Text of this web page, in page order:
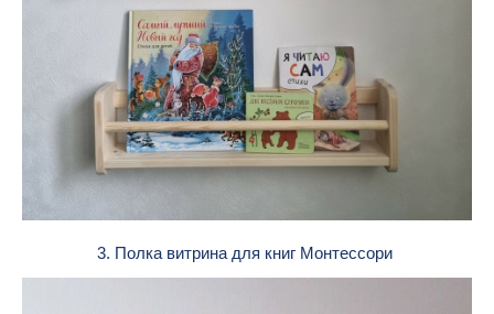
3. Полка витрина для книг Монтессори